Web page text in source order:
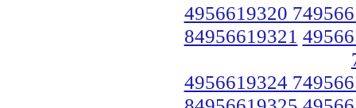
4956619320
84956619321
4956619324